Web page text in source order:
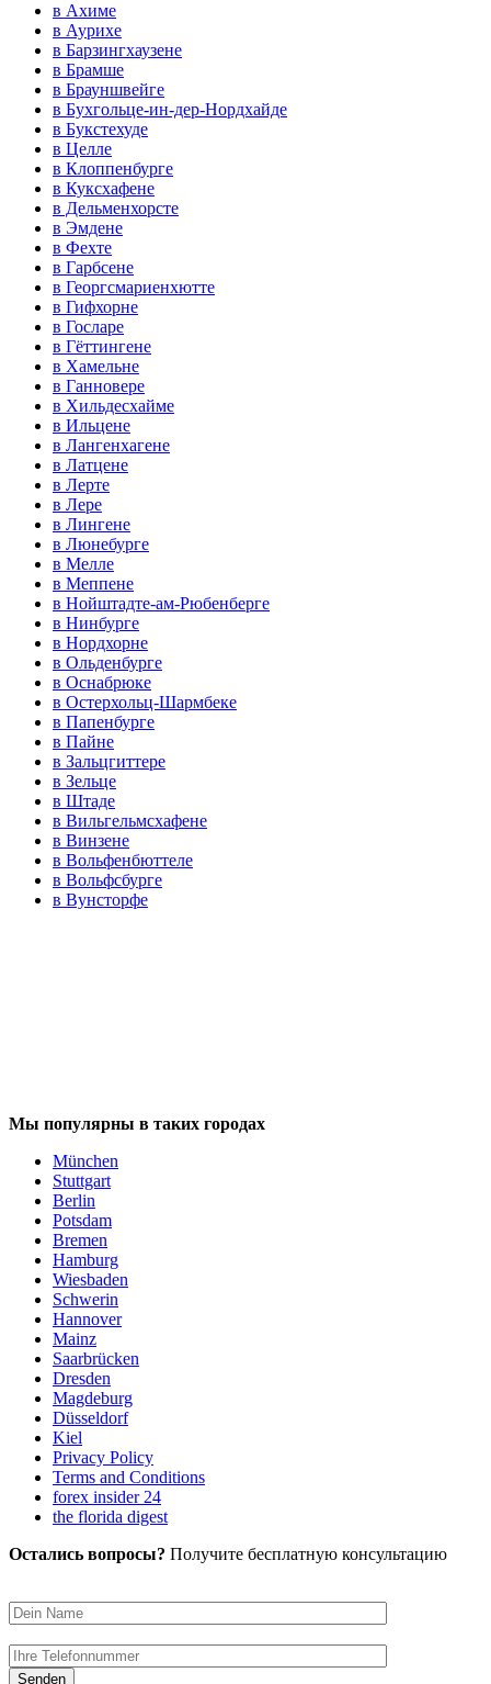
в Ахиме
в Аурихе
в Барзингхаузене
в Брамше
в Брауншвейге
в Бухгольце-ин-дер-Нордхайде
в Букстехуде
в Целле
в Клоппенбурге
в Куксхафене
в Дельменхорсте
в Эмдене
в Фехте
в Гарбсене
в Георгсмариенхютте
в Гифхорне
в Госларе
в Гёттингене
в Хамельне
в Ганновере
в Хильдесхайме
в Ильцене
в Лангенхагене
в Латцене
в Лерте
в Лере
в Лингене
в Люнебурге
в Мелле
в Меппене
в Нойштадте-ам-Рюбенберге
в Нинбурге
в Нордхорне
в Ольденбурге
в Оснабрюке
в Остерхольц-Шармбеке
в Папенбурге
в Пайне
в Зальцгиттере
в Зельце
в Штаде
в Вильгельмсхафене
в Винзене
в Вольфенбюттеле
в Вольфсбурге
в Вунсторфе
Мы популярны в таких городах
München
Stuttgart
Berlin
Potsdam
Bremen
Hamburg
Wiesbaden
Schwerin
Hannover
Mainz
Saarbrücken
Dresden
Magdeburg
Düsseldorf
Kiel
Privacy Policy
Terms and Conditions
forex insider 24
the florida digest
Остались вопросы? Получите бесплатную консультацию